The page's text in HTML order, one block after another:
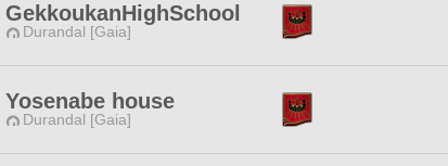
GekkoukanHighSchool
Durandal [Gaia]
Yosenabe house
Durandal [Gaia]